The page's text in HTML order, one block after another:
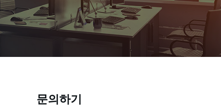
문의하기